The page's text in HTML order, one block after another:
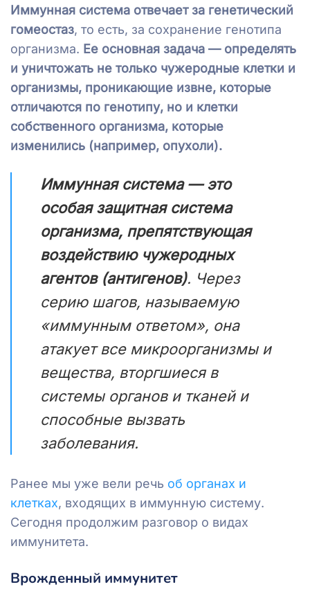
Иммунная система отвечает за генетический
гомеостаз, то есть, за сохранение генотипа
организма. Ее основная задача — определять
и уничтожать не только чужеродные клетки и
организмы, проникающие извне, которые
отличаются по генотипу, но и клетки
собственного организма, которые
изменились (например, опухоли).
Иммунная система — это
особая защитная система
организма, препятствующая
воздействию чужеродных
агентов (антигенов). Через
серию шагов, называемую
«иммунным ответом», она
атакует все микроорганизмы и
вещества, вторгшиеся в
системы органов и тканей и
способные вызвать
заболевания.
Ранее мы уже вели речь об органах и
клетках, входящих в иммунную систему.
Сегодня продолжим разговор о видах
иммунитета.
Врожденный иммунитет